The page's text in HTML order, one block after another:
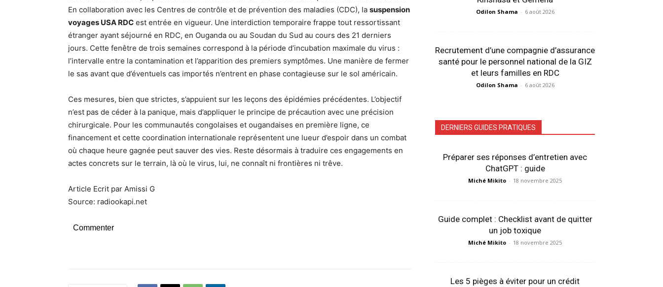
En collaboration avec les Centres de contrôle et de prévention des maladies (CDC), la suspension
voyages USA RDC est entrée en vigueur. Une interdiction temporaire frappe tout ressortissant
étranger ayant séjourné en RDC, en Ouganda ou au Soudan du Sud au cours des 21 derniers
jours. Cette fenêtre de trois semaines correspond à la période d’incubation maximale du virus :
l’intervalle entre la contamination et l’apparition des premiers symptômes. Une manière de fermer
le sas avant que d’éventuels cas importés n’entrent en phase contagieuse sur le sol américain.
Ces mesures, bien que strictes, s’appuient sur les leçons des épidémies précédentes. L’objectif
n’est pas de céder à la panique, mais d’appliquer le principe de précaution avec une précision
chirurgicale. Pour les communautés congolaises et ougandaises en première ligne, ce
financement et cette coordination internationale représentent une lueur d’espoir dans un combat
où chaque heure gagnée peut sauver des vies. Reste désormais à traduire ces engagements en
actes concrets sur le terrain, là où le virus, lui, ne connaît ni frontières ni trêve.
Article Ecrit par Amissi G
Source: radiookapi.net
Commenter
Odilon Shama - 6 août 2026
Recrutement d’une compagnie d’assurance
santé pour le personnel national de la GIZ
et leurs familles en RDC
Odilon Shama - 6 août 2026
DERNIERS GUIDES PRATIQUES
Préparer ses réponses d’entretien avec
ChatGPT : guide
Miché Mikito - 18 novembre 2025
Guide complet : Checklist avant de quitter
un job toxique
Miché Mikito - 18 novembre 2025
Les 5 pièges à éviter pour un crédit